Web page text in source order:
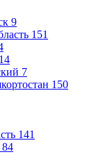
9
151
14
7
150
141
84